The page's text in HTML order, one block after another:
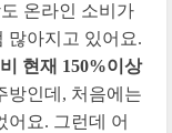
온라인 소비가
많아지고 있어요.
현재 150%이상
방인데, 처음에는
어요. 그런데 어